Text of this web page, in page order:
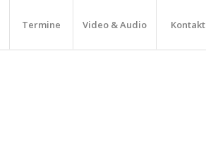
Termine Video & Audio Kontakt